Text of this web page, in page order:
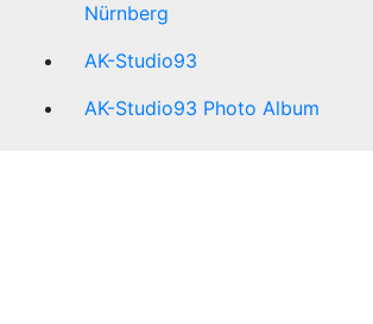
Nürnberg
AK-Studio93
AK-Studio93 Photo Album